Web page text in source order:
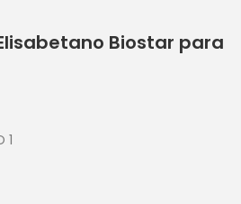
Biostar para
1